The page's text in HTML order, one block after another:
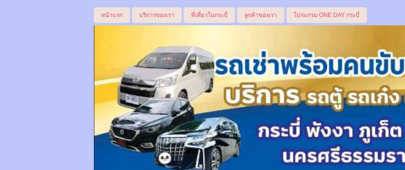
หน้าแรก บริการของเรา ที่เที่ยวในกระบี่ ลูกค้าของเรา โปรแกรม ONE DAY กระบี่